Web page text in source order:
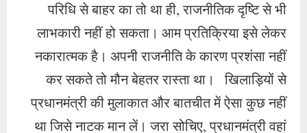
परिधि से बाहर का तो था ही, राजनीतिक दृष्टि से भी
लाभकारी नहीं हो सकता। आम प्रतिक्रिया इसे लेकर
नकारात्मक है। अपनी राजनीति के कारण प्रशंसा नहीं
कर सकते तो मौन बेहतर रास्ता था। खिलाड़ियों से
प्रधानमंत्री की मुलाकात और बातचीत में ऐसा कुछ नहीं
था जिसे नाटक मान लें। जरा सोचिए, प्रधानमंत्री वहां